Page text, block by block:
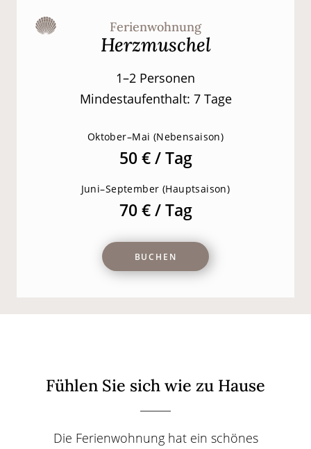
Ferienwohnung
Herzmuschel
1–2 Personen
Mindestaufenthalt: 7 Tage
Oktober–Mai (Nebensaison)
50 € / Tag
Juni–September (Hauptsaison)
70 € / Tag
BUCHEN
Fühlen Sie sich wie zu Hause
Die Ferienwohnung hat ein schönes